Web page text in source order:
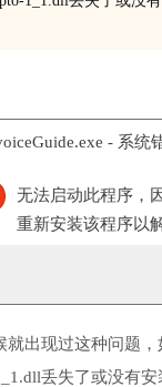
- 系统
无法启动此程序，
重新安装该程序以
出现过这种问题
丢失了或没有